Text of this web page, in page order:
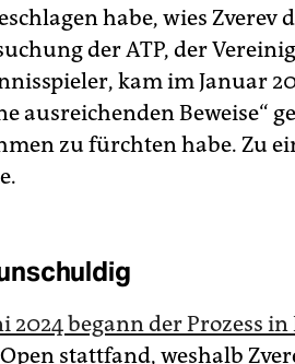
habe, wies Zverev
der ATP, der
kam im Januar
ausreichenden Beweise“
zu fürchten habe. Zu
2024 begann der Prozess
stattfand, weshalb